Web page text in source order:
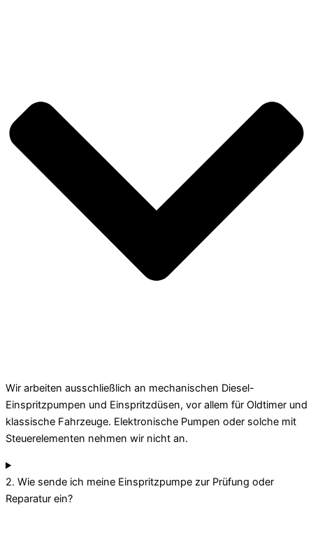
Wir arbeiten ausschließlich an mechanischen Diesel-
Einspritzpumpen und Einspritzdüsen, vor allem für Oldtimer und
klassische Fahrzeuge. Elektronische Pumpen oder solche mit
Steuerelementen nehmen wir nicht an.
2. Wie sende ich meine Einspritzpumpe zur Prüfung oder
Reparatur ein?